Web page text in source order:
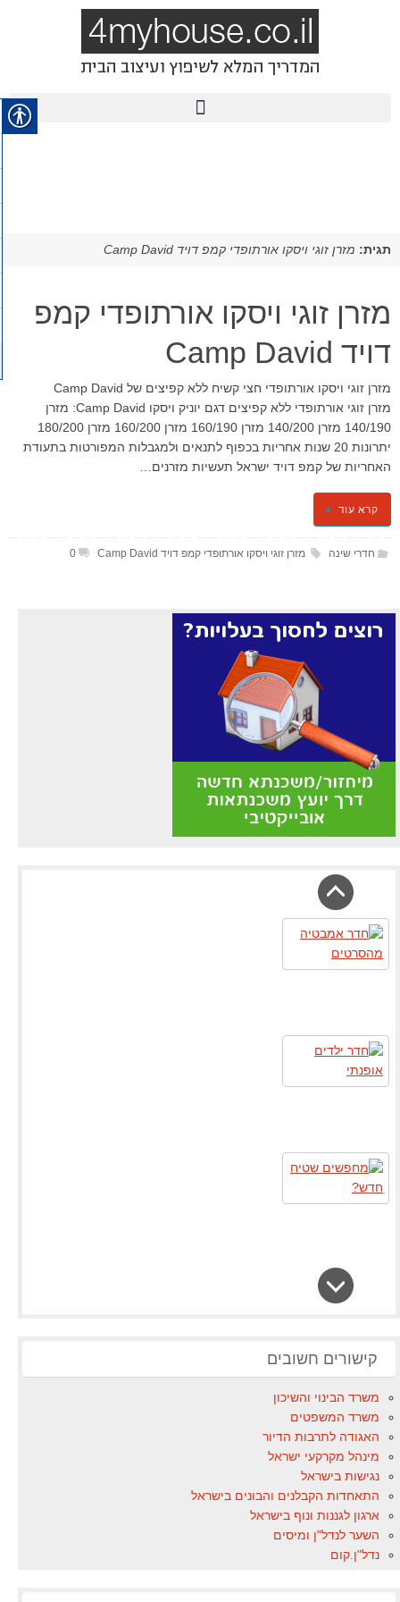
תגית: מזרן זוגי ויסקו אורתופדי קמפ דויד Camp David
מזרן זוגי ויסקו אורתופדי קמפ
דויד Camp David
מזרן זוגי אורתופדי ללא קפיצים​ דגם יוניק ויסקו Camp David: מזרן
140/190 מזרן 140/200 מזרן 160/190 מזרן 160/200 מזרן 180/200
יתרונות 20 שנות אחריות בכפוף לתנאים ולמגבלות המפורטות בתעודת
האחריות של קמפ דויד ישראל תעשיות מזרנים…
קרא עוד
חדרי שינה מזרן זוגי ויסקו אורתופדי קמפ דויד Camp David 0
קישורים חשובים
משרד הבינוי והשיכון
משרד המשפטים
האגודה לתרבות הדיור
מינהל מקרקעי ישראל
נגישות בישראל
התאחדות הקבלנים והבונים בישראל
ארגון לגננות ונוף בישראל
השער לנדל"ן ומיסים
נדל"ן.קום